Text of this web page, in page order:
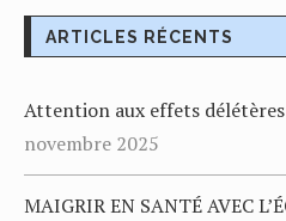
ARTICLES RÉCENTS
Attention aux effets
novembre 2025
MAIGRIR EN SANTÉ AVEC